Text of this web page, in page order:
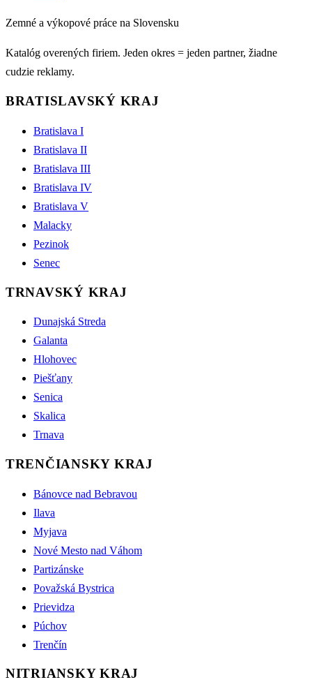
Zemné a výkopové práce na Slovensku
Katalóg overených firiem. Jeden okres = jeden partner, žiadne
cudzie reklamy.
BRATISLAVSKÝ KRAJ
Bratislava I
Bratislava II
Bratislava III
Bratislava IV
Bratislava V
Malacky
Pezinok
Senec
TRNAVSKÝ KRAJ
Dunajská Streda
Galanta
Hlohovec
Piešťany
Senica
Skalica
Trnava
TRENČIANSKY KRAJ
Bánovce nad Bebravou
Ilava
Myjava
Nové Mesto nad Váhom
Partizánske
Považská Bystrica
Prievidza
Púchov
Trenčín
NITRIANSKY KRAJ